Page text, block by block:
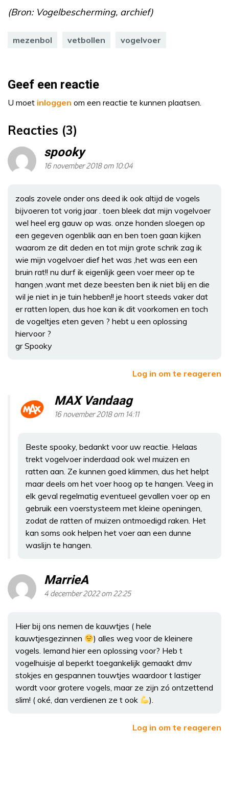
(Bron: Vogelbescherming, archief)
mezenbol vetbollen vogelvoer
Geef een reactie
U moet inloggen om een reactie te kunnen plaatsen.
Reacties (3)
spooky
16 november 2018 om 10:04
zoals zovele onder ons deed ik ook altijd de vogels
bijvoeren tot vorig jaar . toen bleek dat mijn vogelvoer
wel heel erg gauw op was. onze honden sloegen op
een gegeven ogenblik aan en ben toen gaan kijken
waarom ze dit deden en tot mijn grote schrik zag ik
wie mijn vogelvoer dief het was ,het was een een
bruin rat!! nu durf ik eigenlijk geen voer meer op te
hangen ,want met deze beesten ben ik niet blij en die
wil je niet in je tuin hebben!! je hoort steeds vaker dat
er ratten lopen, dus hoe kan ik dit voorkomen en toch
de vogeltjes eten geven ? hebt u een oplossing
hiervoor ?
gr Spooky
Log in om te reageren
MAX Vandaag
16 november 2018 om 14:11
Beste spooky, bedankt voor uw reactie. Helaas
trekt vogelvoer inderdaad ook wel muizen en
ratten aan. Ze kunnen goed klimmen, dus het helpt
maar deels om het voer hoog op te hangen. Veeg in
elk geval regelmatig eventueel gevallen voer op en
gebruik een voerstysteem met kleine openingen,
zodat de ratten of muizen ontmoedigd raken. Het
kan soms ook helpen het voer aan een dunne
waslijn te hangen.
MarrieA
4 december 2022 om 22:25
Hier bij ons nemen de kauwtjes ( hele
kauwtjesgezinnen
) alles weg voor de kleinere
vogels. Iemand hier een oplossing voor? Heb t
vogelhuisje al beperkt toegankelijk gemaakt dmv
stokjes en gespannen touwtjes waardoor t lastiger
wordt voor grotere vogels, maar ze zijn zó ontzettend
slim! ( oké, dan verdienen ze t ook
).
Log in om te reageren